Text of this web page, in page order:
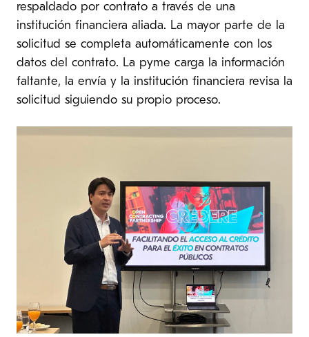
respaldado por contrato a través de una
institución financiera aliada. La mayor parte de la
solicitud se completa automáticamente con los
datos del contrato. La pyme carga la información
faltante, la envía y la institución financiera revisa la
solicitud siguiendo su propio proceso.